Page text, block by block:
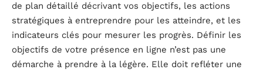
de plan détaillé décrivant vos objectifs, les actions
stratégiques à entreprendre pour les atteindre, et les
indicateurs clés pour mesurer les progrès. Définir les
objectifs de votre présence en ligne n’est pas une
démarche à prendre à la légère. Elle doit refléter une